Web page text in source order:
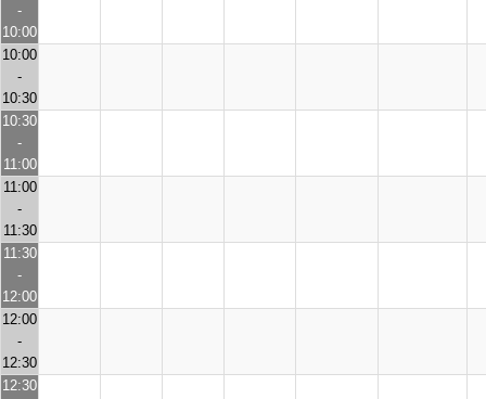
-
10:00
10:00
-
10:30
10:30
-
11:00
11:00
-
11:30
11:30
-
12:00
12:00
-
12:30
12:30